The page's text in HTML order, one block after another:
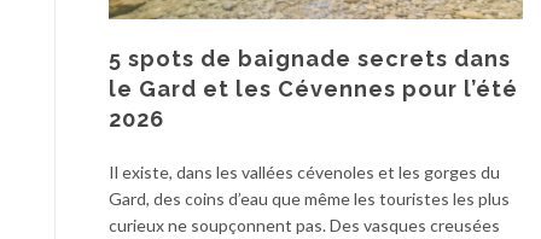
5 spots de baignade secrets dans
le Gard et les Cévennes pour l’été
2026
Il existe, dans les vallées cévenoles et les gorges du
Gard, des coins d’eau que même les touristes les plus
curieux ne soupçonnent pas. Des vasques creusées